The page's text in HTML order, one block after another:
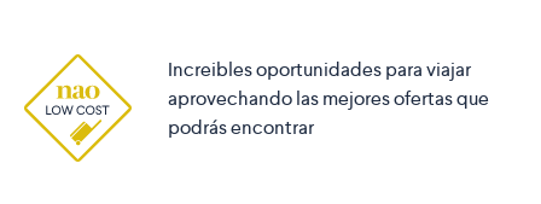
Increibles oportunidades para viajar
aprovechando las mejores ofertas que
podrás encontrar